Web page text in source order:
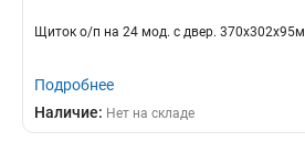
Щиток о/п на 24 мод. с двер.
Подробнее
Наличие: Нет на складе